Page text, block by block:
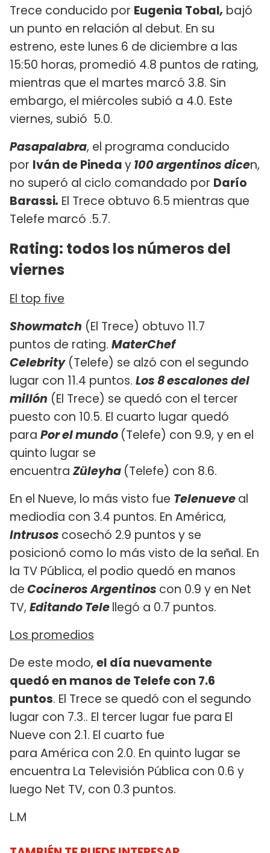
Trece conducido por Eugenia Tobal, bajó
un punto en relación al debut. En su
estreno, este lunes 6 de diciembre a las
15:50 horas, promedió 4.8 puntos de rating,
mientras que el martes marcó 3.8. Sin
embargo, el miércoles subió a 4.0. Este
viernes, subió 5.0.
Pasapalabra, el programa conducido
por Iván de Pineday100 argentinos dicen,
no superó al ciclo comandado por Darío
Barassi. El Trece obtuvo 6.5 mientras que
Telefe marcó .5.7.
Rating: todos los números del
viernes
El top five
Showmatch (El Trece) obtuvo 11.7
puntos de rating. MaterChef
Celebrity(Telefe) se alzó con el segundo
lugar con 11.4 puntos. Los 8 escalones del
millón (El Trece) se quedó con el tercer
puesto con 10.5. El cuarto lugar quedó
para Por el mundo (Telefe) con 9.9, y en el
quinto lugar se
encuentra Züleyha (Telefe) con 8.6.
En el Nueve, lo más visto fue Telenueveal
mediodía con 3.4 puntos. En América,
Intrusos cosechó 2.9 puntos y se
posicionó como lo más visto de la señal. En
la TV Pública, el podio quedó en manos
deCocineros Argentinos con 0.9 y en Net
TV, Editando Telellegó a 0.7 puntos.
Los promedios
De este modo, el día nuevamente
quedó en manos de Telefe con 7.6
puntos. El Trece se quedó con el segundo
lugar con 7.3.. El tercer lugar fue para El
Nueve con 2.1. El cuarto fue
para América con 2.0. En quinto lugar se
encuentra La Televisión Pública con 0.6 y
luego Net TV, con 0.3 puntos.
L.M